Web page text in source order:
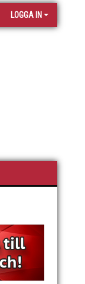
LOGGA IN